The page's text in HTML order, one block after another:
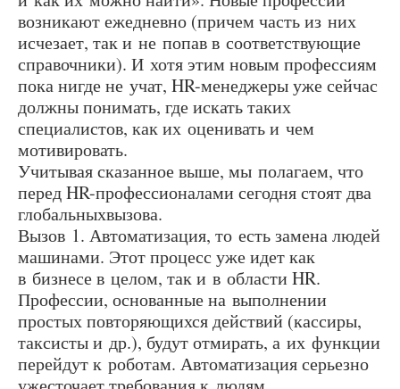
возникают ежедневно (причем часть из них
исчезает, так и не попав в соответствующие
справочники). И хотя этим новым профессиям
пока нигде не учат, HR-менеджеры уже сейчас
должны понимать, где искать таких
специалистов, как их оценивать и чем
мотивировать.
Учитывая сказанное выше, мы полагаем, что
перед HR-профессионалами сегодня стоят два
глобальныхвызова.
Вызов 1. Автоматизация, то есть замена людей
машинами. Этот процесс уже идет как
в бизнесе в целом, так и в области HR.
Профессии, основанные на выполнении
простых повторяющихся действий (кассиры,
таксисты и др.), будут отмирать, а их функции
перейдут к роботам. Автоматизация серьезно